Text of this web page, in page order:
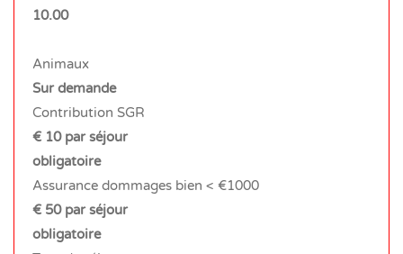
10.00
Animaux
Sur demande
Contribution SGR
€ 10 par séjour
obligatoire
Assurance dommages bien < €1000
€ 50 par séjour
obligatoire